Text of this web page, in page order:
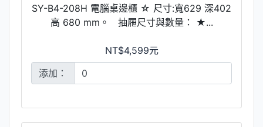
SY-B4-208H 電腦桌邊櫃 ☆ 尺寸:寬629 深402
高 680 mm。 抽屜尺寸與數量： ★...
NT$4,599元
添加：